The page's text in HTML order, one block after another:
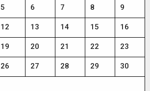
5 6 7 8 9
12 13 14 15 16
19 20 21 22 23
26 27 28 29 30